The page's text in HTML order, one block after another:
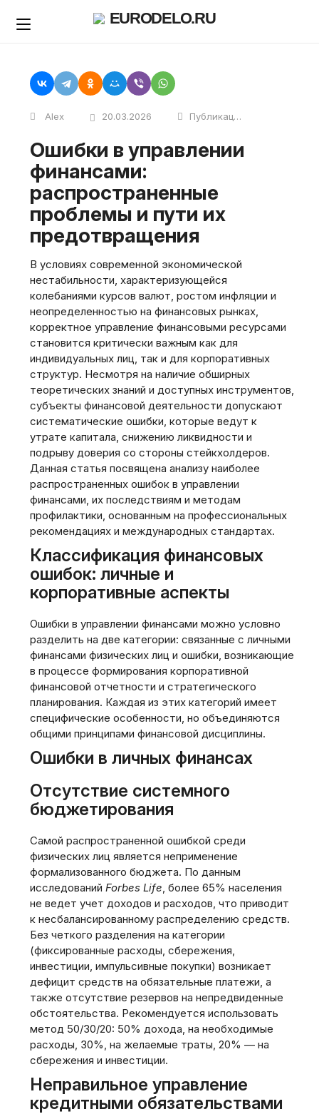
EURODELO.RU
Alex 20.03.2026 Публикации
Ошибки в управлении
финансами:
распространенные
проблемы и пути их
предотвращения
В условиях современной экономической
нестабильности, характеризующейся
колебаниями курсов валют, ростом инфляции и
неопределенностью на финансовых рынках,
корректное управление финансовыми ресурсами
становится критически важным как для
индивидуальных лиц, так и для корпоративных
структур. Несмотря на наличие обширных
теоретических знаний и доступных инструментов,
субъекты финансовой деятельности допускают
систематические ошибки, которые ведут к
утрате капитала, снижению ликвидности и
подрыву доверия со стороны стейкхолдеров.
Данная статья посвящена анализу наиболее
распространенных ошибок в управлении
финансами, их последствиям и методам
профилактики, основанным на профессиональных
рекомендациях и международных стандартах.
Классификация финансовых
ошибок: личные и
корпоративные аспекты
Ошибки в управлении финансами можно условно
разделить на две категории: связанные с личными
финансами физических лиц и ошибки, возникающие
в процессе формирования корпоративной
финансовой отчетности и стратегического
планирования. Каждая из этих категорий имеет
специфические особенности, но объединяются
общими принципами финансовой дисциплины.
Ошибки в личных финансах
Отсутствие системного
бюджетирования
Самой распространенной ошибкой среди
физических лиц является неприменение
формализованного бюджета. По данным
исследований Forbes Life, более 65% населения
не ведет учет доходов и расходов, что приводит
к несбалансированному распределению средств.
Без четкого разделения на категории
(фиксированные расходы, сбережения,
инвестиции, импульсивные покупки) возникает
дефицит средств на обязательные платежи, а
также отсутствие резервов на непредвиденные
обстоятельства. Рекомендуется использовать
метод 50/30/20: 50% дохода, на необходимые
расходы, 30%, на желаемые траты, 20% — на
сбережения и инвестиции.
Неправильное управление
кредитными обязательствами